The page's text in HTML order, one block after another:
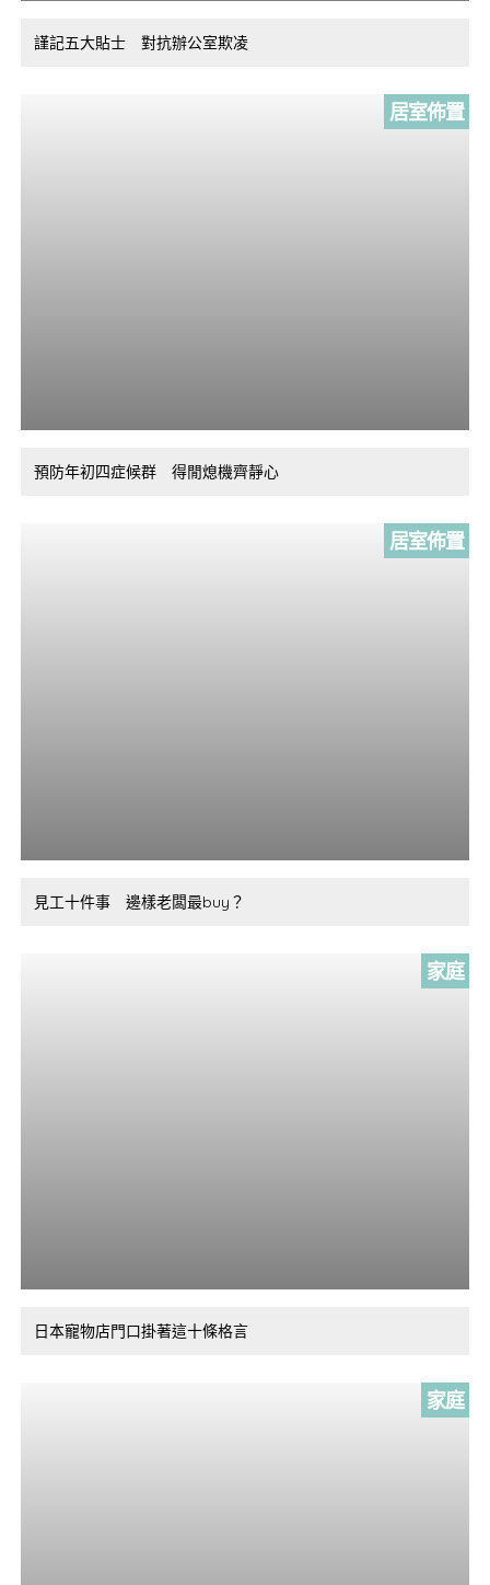
謹記五大貼士 對抗辦公室欺凌
居室佈置
預防年初四症候群 得閒熄機齊靜心
居室佈置
見工十件事 邊樣老闆最buy？
家庭
日本寵物店門口掛著這十條格言
家庭